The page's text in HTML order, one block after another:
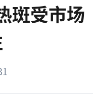
斑受市场